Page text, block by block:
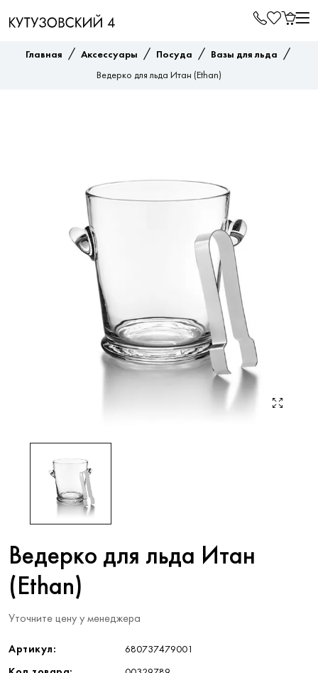
Главная / Аксессуары / Посуда / Вазы для льда /
Ведерко для льда Итан (Ethan)
Ведерко для льда Итан
(Ethan)
Уточните цену у менеджера
Артикул: 680737479001